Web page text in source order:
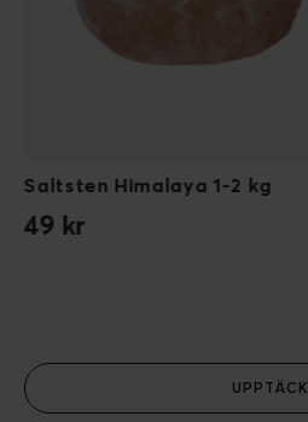
Saltsten Himalaya 1-2 kg
49 kr
UPPTÄCK